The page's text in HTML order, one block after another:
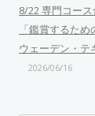
8/22 専門コー
「鑑賞するた
ウェーデン・
2026/06/16